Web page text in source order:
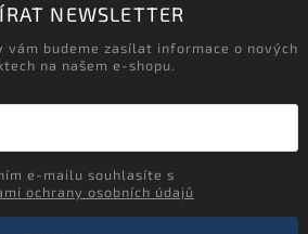
NEWSLETTER
budeme zasílat informace o nových
na našem e-shopu.
ochrany osobních údajů